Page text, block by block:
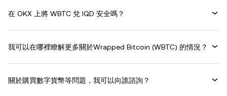
在 OKX 上將 WBTC 兌 IQD 安全嗎？
我可以在哪裡瞭解更多關於Wrapped Bitcoin (WBTC) 的情況？
關於購買數字貨幣等問題，我可以向誰諮詢？